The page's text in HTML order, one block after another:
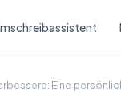
Eine